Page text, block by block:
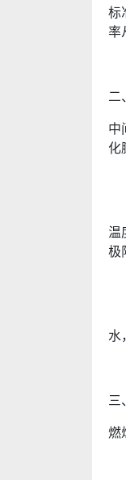
标
率
二
中
化
温
极
水
三
燃